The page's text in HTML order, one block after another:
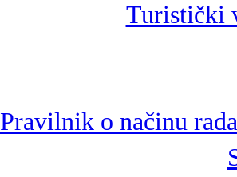
Turistički
Pravilnik o načinu